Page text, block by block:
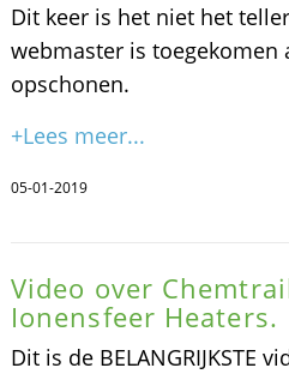
Dit keer is het niet het
webmaster is toegekomen
opschonen.
+Lees meer...
05-01-2019
Video over
Ionensfeer Heaters.
Dit is de BELANGRIJKSTE